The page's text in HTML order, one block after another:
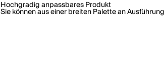
Hochgradig anpassbares Produkt
Sie können aus einer breiten Palette an